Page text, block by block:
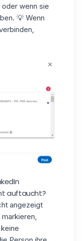
wenn sie
💡 Wenn
auftaucht?
angezeigt